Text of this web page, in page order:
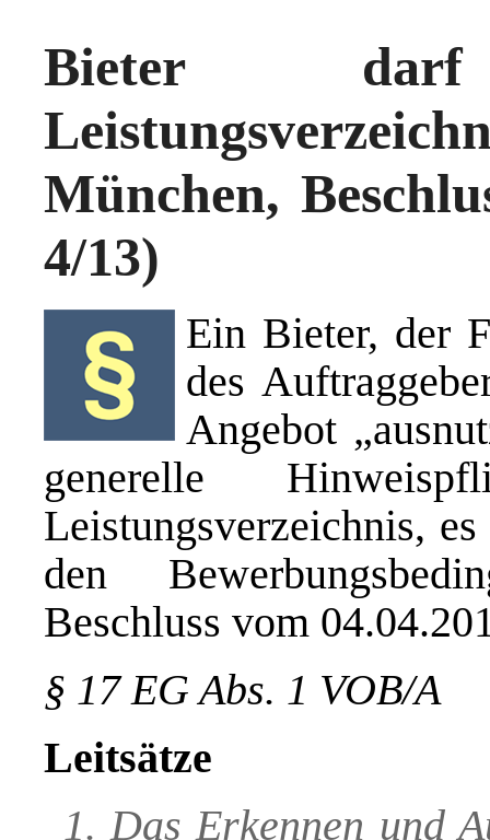
Bieter
München,
4/13)
Ein Bieter, der
des
Angebot
generelle
Leistungsverzeichnis,
den
Beschluss vom
§ 17 EG Abs. 1 VOB/A
Leitsätze
1. Das Erkennen und